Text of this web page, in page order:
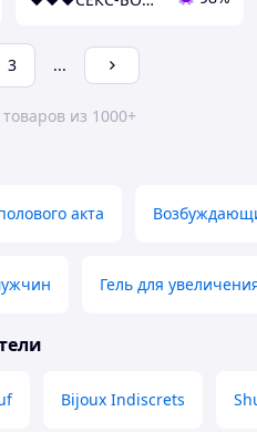
3 ...
из 1000+
акта
Гель для
Bijoux Indiscrets